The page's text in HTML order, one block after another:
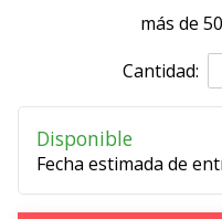
en
embajador
Weplayhandball!
más de
Cantidad:
Disponible
Fecha estimada de